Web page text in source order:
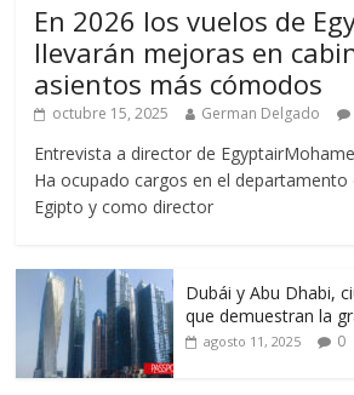
En 2026 los vuelos de
llevarán mejoras en
asientos más cómodos
octubre 15, 2025 German Delgado
Entrevista a director de
Ha ocupado cargos en el departamento
Egipto y como director
Dubái y Abu Dhabi,
que demuestran la
agosto 11, 2025 0